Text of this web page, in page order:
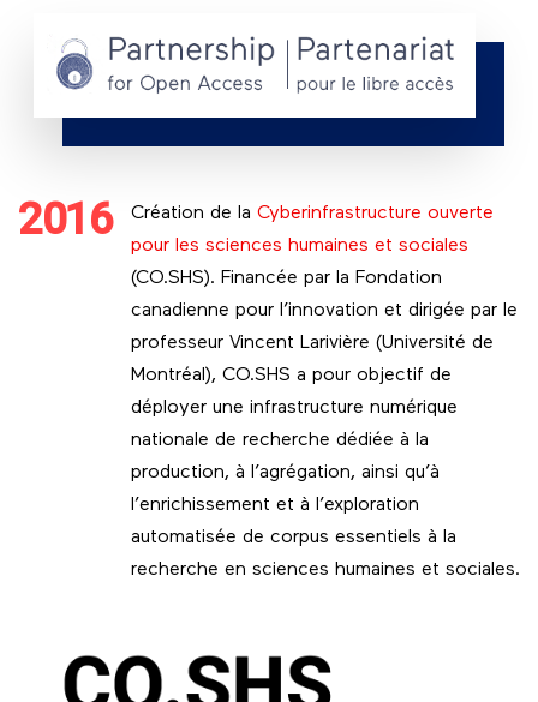
2016 Création de la Cyberinfrastructure ouverte
pour les sciences humaines et sociales
(CO.SHS). Financée par la Fondation
canadienne pour l’innovation et dirigée par le
professeur Vincent Larivière (Université de
Montréal), CO.SHS a pour objectif de
déployer une infrastructure numérique
nationale de recherche dédiée à la
production, à l’agrégation, ainsi qu’à
l’enrichissement et à l’exploration
automatisée de corpus essentiels à la
recherche en sciences humaines et sociales.